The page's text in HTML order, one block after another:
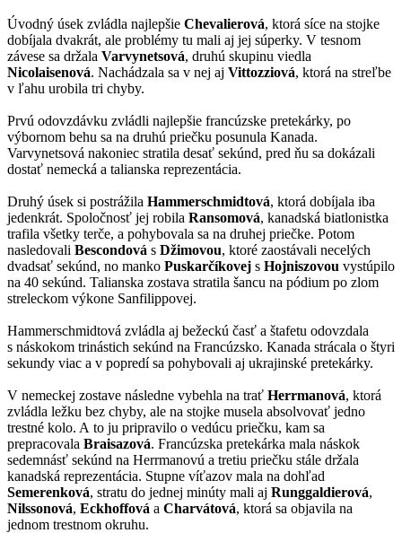
Úvodný úsek zvládla najlepšie Chevalierová, ktorá síce na stojke
dobíjala dvakrát, ale problémy tu mali aj jej súperky. V tesnom
závese sa držala Varvynetsová, druhú skupinu viedla
Nicolaisenová. Nachádzala sa v nej aj Vittozziová, ktorá na streľbe
v ľahu urobila tri chyby.
Prvú odovzdávku zvládli najlepšie francúzske pretekárky, po
výbornom behu sa na druhú priečku posunula Kanada.
Varvynetsová nakoniec stratila desať sekúnd, pred ňu sa dokázali
dostať nemecká a talianska reprezentácia.
Druhý úsek si postrážila Hammerschmidtová, ktorá dobíjala iba
jedenkrát. Spoločnosť jej robila Ransomová, kanadská biatlonistka
trafila všetky terče, a pohybovala sa na druhej priečke. Potom
nasledovali Bescondová s Džimovou, ktoré zaostávali necelých
dvadsať sekúnd, no manko Puskarčíkovej s Hojniszovou vystúpilo
na 40 sekúnd. Talianska zostava stratila šancu na pódium po zlom
streleckom výkone Sanfilippovej.
Hammerschmidtová zvládla aj bežeckú časť a štafetu odovzdala
s náskokom trinástich sekúnd na Francúzsko. Kanada strácala o štyri
sekundy viac a v popredí sa pohybovali aj ukrajinské pretekárky.
V nemeckej zostave následne vybehla na trať Herrmanová, ktorá
zvládla ležku bez chyby, ale na stojke musela absolvovať jedno
trestné kolo. A to ju pripravilo o vedúcu priečku, kam sa
prepracovala Braisazová. Francúzska pretekárka mala náskok
sedemnásť sekúnd na Herrmanovú a tretiu priečku stále držala
kanadská reprezentácia. Stupne víťazov mala na dohľad
Semerenková, stratu do jednej minúty mali aj Runggaldierová,
Nilssonová, Eckhoffová a Charvátová, ktorá sa objavila na
jednom trestnom okruhu.